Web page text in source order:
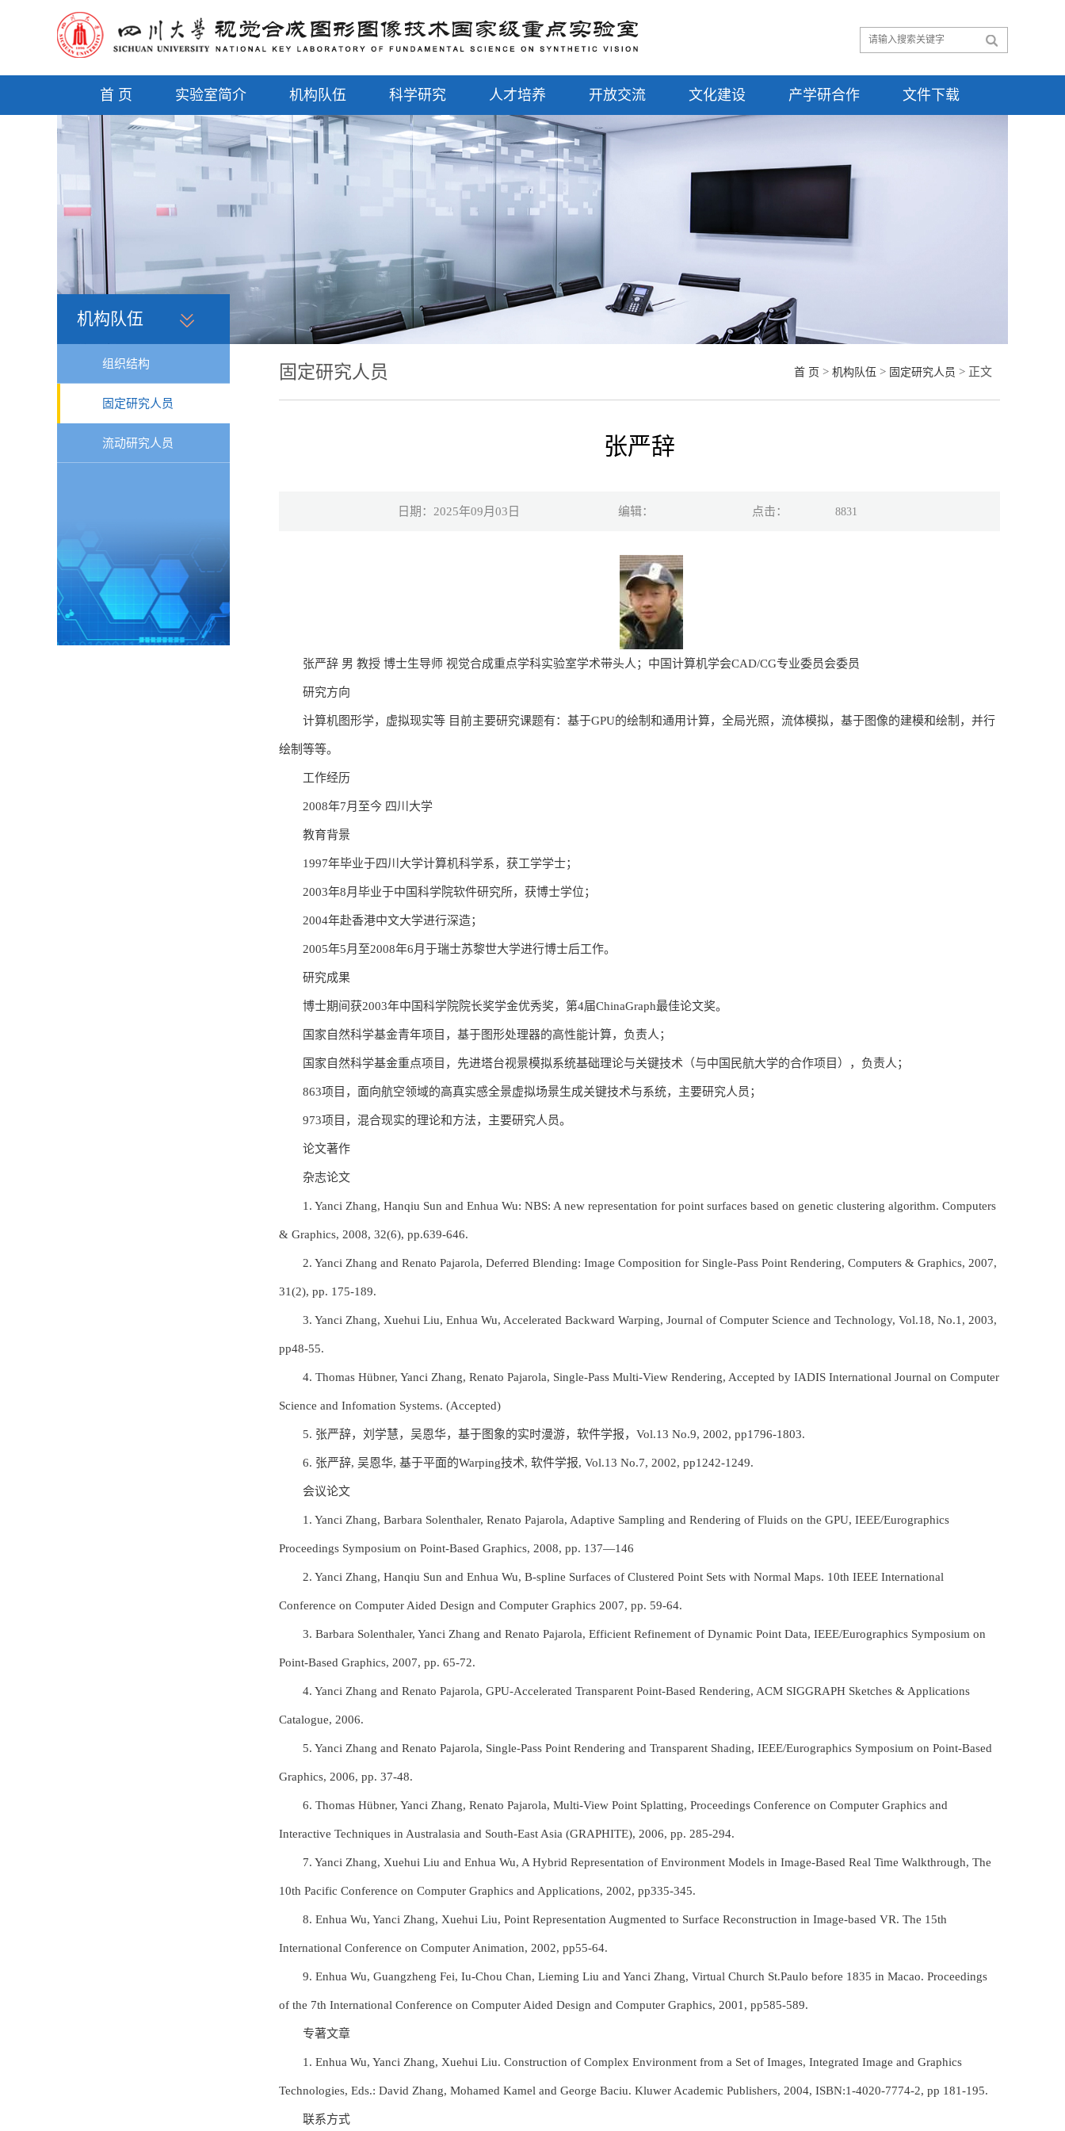
首 页 实验室简介 机构队伍 科学研究 人才培养 开放交流 文化建设 产学研合作 文件下载
机构队伍
组织结构
固定研究人员
流动研究人员
固定研究人员 首 页 > 机构队伍 > 固定研究人员 > 正文
张严辞
日期：2025年09月03日 编辑： 点击： 8831
张严辞 男 教授 博士生导师 视觉合成重点学科实验室学术带头人；中国计算机学会CAD/CG专业委员会委员
研究方向
计算机图形学，虚拟现实等 目前主要研究课题有：基于GPU的绘制和通用计算，全局光照，流体模拟，基于图像的建模和绘制，并行
绘制等等。
工作经历
2008年7月至今 四川大学
教育背景
1997年毕业于四川大学计算机科学系，获工学学士；
2003年8月毕业于中国科学院软件研究所，获博士学位；
2004年赴香港中文大学进行深造；
2005年5月至2008年6月于瑞士苏黎世大学进行博士后工作。
研究成果
博士期间获2003年中国科学院院长奖学金优秀奖，第4届ChinaGraph最佳论文奖。
国家自然科学基金青年项目，基于图形处理器的高性能计算，负责人；
国家自然科学基金重点项目，先进塔台视景模拟系统基础理论与关键技术（与中国民航大学的合作项目），负责人；
863项目，面向航空领域的高真实感全景虚拟场景生成关键技术与系统，主要研究人员；
973项目，混合现实的理论和方法，主要研究人员。
论文著作
杂志论文
1. Yanci Zhang, Hanqiu Sun and Enhua Wu: NBS: A new representation for point surfaces based on genetic clustering algorithm. Computers
& Graphics, 2008, 32(6), pp.639-646.
2. Yanci Zhang and Renato Pajarola, Deferred Blending: Image Composition for Single-Pass Point Rendering, Computers & Graphics, 2007,
31(2), pp. 175-189.
3. Yanci Zhang, Xuehui Liu, Enhua Wu, Accelerated Backward Warping, Journal of Computer Science and Technology, Vol.18, No.1, 2003,
pp48-55.
4. Thomas Hübner, Yanci Zhang, Renato Pajarola, Single-Pass Multi-View Rendering, Accepted by IADIS International Journal on Computer
Science and Infomation Systems. (Accepted)
5. 张严辞，刘学慧，吴恩华，基于图象的实时漫游，软件学报，Vol.13 No.9, 2002, pp1796-1803.
6. 张严辞, 吴恩华, 基于平面的Warping技术, 软件学报, Vol.13 No.7, 2002, pp1242-1249.
会议论文
1. Yanci Zhang, Barbara Solenthaler, Renato Pajarola, Adaptive Sampling and Rendering of Fluids on the GPU, IEEE/Eurographics
Proceedings Symposium on Point-Based Graphics, 2008, pp. 137—146
2. Yanci Zhang, Hanqiu Sun and Enhua Wu, B-spline Surfaces of Clustered Point Sets with Normal Maps. 10th IEEE International
Conference on Computer Aided Design and Computer Graphics 2007, pp. 59-64.
3. Barbara Solenthaler, Yanci Zhang and Renato Pajarola, Efficient Refinement of Dynamic Point Data, IEEE/Eurographics Symposium on
Point-Based Graphics, 2007, pp. 65-72.
4. Yanci Zhang and Renato Pajarola, GPU-Accelerated Transparent Point-Based Rendering, ACM SIGGRAPH Sketches & Applications
Catalogue, 2006.
5. Yanci Zhang and Renato Pajarola, Single-Pass Point Rendering and Transparent Shading, IEEE/Eurographics Symposium on Point-Based
Graphics, 2006, pp. 37-48.
6. Thomas Hübner, Yanci Zhang, Renato Pajarola, Multi-View Point Splatting, Proceedings Conference on Computer Graphics and
Interactive Techniques in Australasia and South-East Asia (GRAPHITE), 2006, pp. 285-294.
7. Yanci Zhang, Xuehui Liu and Enhua Wu, A Hybrid Representation of Environment Models in Image-Based Real Time Walkthrough, The
10th Pacific Conference on Computer Graphics and Applications, 2002, pp335-345.
8. Enhua Wu, Yanci Zhang, Xuehui Liu, Point Representation Augmented to Surface Reconstruction in Image-based VR. The 15th
International Conference on Computer Animation, 2002, pp55-64.
9. Enhua Wu, Guangzheng Fei, Iu-Chou Chan, Lieming Liu and Yanci Zhang, Virtual Church St.Paulo before 1835 in Macao. Proceedings
of the 7th International Conference on Computer Aided Design and Computer Graphics, 2001, pp585-589.
专著文章
1. Enhua Wu, Yanci Zhang, Xuehui Liu. Construction of Complex Environment from a Set of Images, Integrated Image and Graphics
Technologies, Eds.: David Zhang, Mohamed Kamel and George Baciu. Kluwer Academic Publishers, 2004, ISBN:1-4020-7774-2, pp 181-195.
联系方式